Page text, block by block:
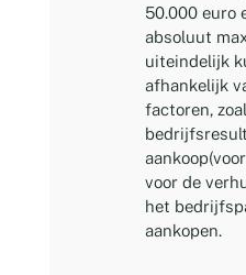
50.000 euro
absoluut
uiteindelijk
afhankelijk
factoren,
voor de
het
aankopen.